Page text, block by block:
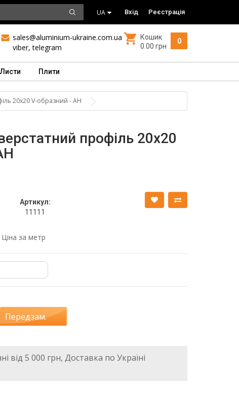
UA Вхід Реєстрація
sales@aluminium-ukraine.com.ua
viber,telegram
0
Кошик
0.00 грн
Листи Плити
20х20 V-образний - АН
профіль 20х20
Артикул:
11111
Ціна за метр
Передзам.
від 5 000 грн, Доставка по Україні